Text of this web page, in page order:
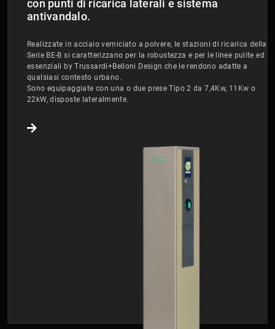
con punti di ricarica laterali e sistema
antivandalo.
Realizzate in acciaio verniciato a polvere, le stazioni di ricarica della
Serie BE-B si caratterizzano per la robustezza e per le linee pulite ed
essenziali by Trussardi+Belloni Design che le rendono adatte a
qualsiasi contesto urbano.
Sono equipaggiate con una o due prese Tipo 2 da 7,4Kw, 11Kw o
22kW, disposte lateralmente.